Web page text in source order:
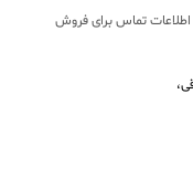
اطلاعات تماس برای فروش